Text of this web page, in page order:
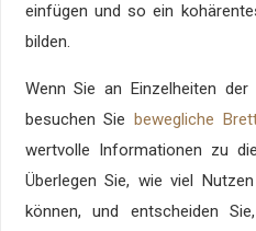
einfügen und so ein
bilden.
Wenn Sie an Einzelheiten
besuchen Siebewegliche
wertvolle Informationen zu
Überlegen Sie, wie viel
können, und entscheiden